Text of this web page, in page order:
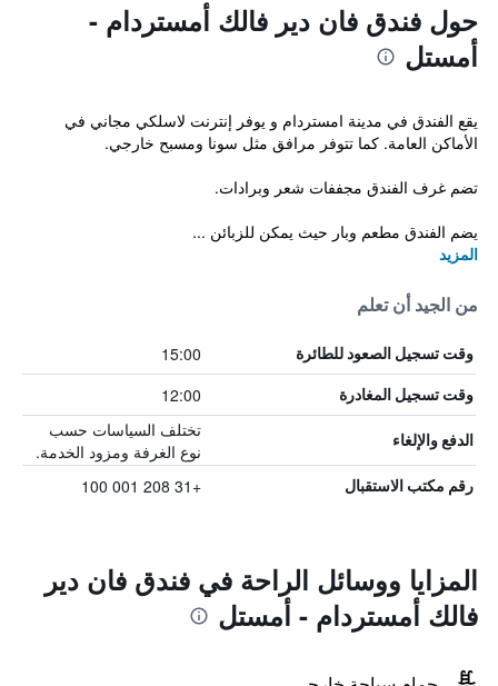
حول فندق فان دير فالك أمستردام -
أمستل
يقع الفندق في مدينة امستردام و يوفر إنترنت لاسلكي مجاني في
الأماكن العامة. كما تتوفر مرافق مثل سونا ومسبح خارجي.
تضم غرف الفندق مجففات شعر وبرادات.
يضم الفندق مطعم وبار حيث يمكن للزبائن ...
المزيد
من الجيد أن تعلم
وقت تسجيل الصعود للطائرة 15:00
وقت تسجيل المغادرة 12:00
الدفع والإلغاء
تختلف السياسات حسب
نوع الغرفة ومزود الخدمة.
رقم مكتب الاستقبال +31 208 001 100
المزايا ووسائل الراحة في فندق فان دير
فالك أمستردام - أمستل